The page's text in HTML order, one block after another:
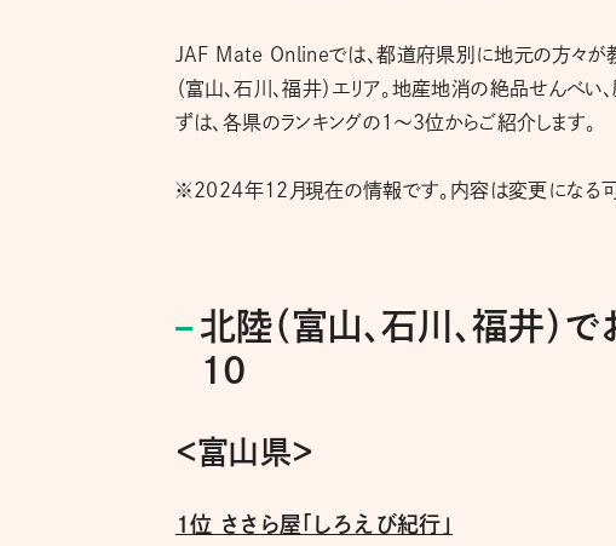
JAF Mate Onlineでは、都道府県別に地元の方々が
（富山、石川、福井）エリア。地産地消の絶品せんべ
ずは、各県のランキングの１～３位からご紹介します。
※2024年12月現在の情報です。内容は変更になる可
北陸（富山、石川、福井）
10
＜富山県＞
１位 ささら屋「しろえび紀行」